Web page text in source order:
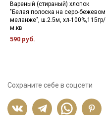
Вареный (стираный) хлопок
"Белая полоска на серо-бежевом
меланже", ш.2.5м, хл-100%,115гр/
м.кв
590 руб.
Сохраните себе в соцсети